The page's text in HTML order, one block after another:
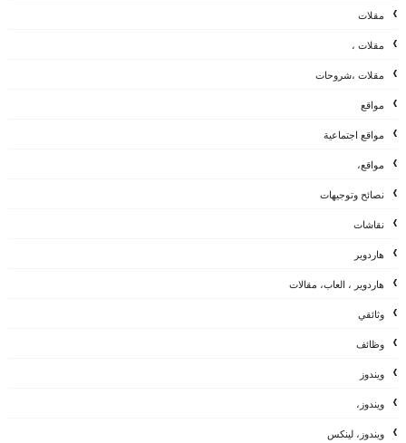
مقلات
مقلات ،
مقلات ،شروحات
مواقع
مواقع اجتماعية
مواقع،
نصائح وتوجيهات
نقاشات
هاردوير
هاردوير ، العاب، مقالات
وثائقي
وظائف
ويندوز
ويندوز،
ويندوز، لينكس